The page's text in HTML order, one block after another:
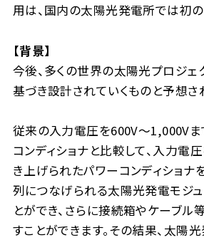
用は、国内の太陽光発電所では初の
【背景】
今後、多くの世界の太陽光プロジ
基づき設計されていくものと予想さ
従来の入力電圧を600V～1,000Vま
コンディショナと比較して、入力電
き上げられたパワーコンディショナ
列につなげられる太陽光発電モジ
とができ、さらに接続箱やケーブル
すことができます。その結果、太陽